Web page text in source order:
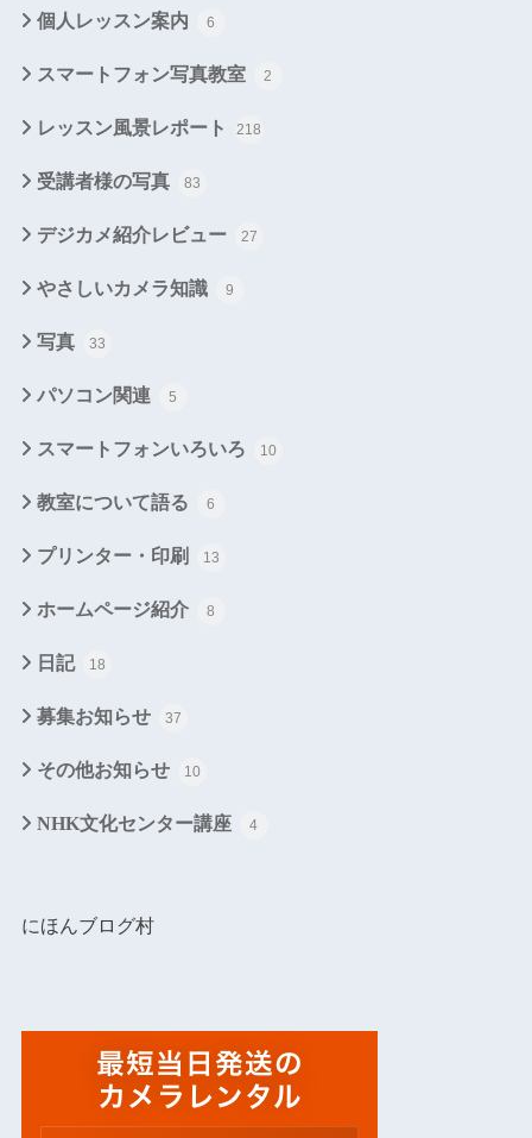
個人レッスン案内 6
スマートフォン写真教室 2
レッスン風景レポート 218
受講者様の写真 83
デジカメ紹介レビュー 27
やさしいカメラ知識 9
写真 33
パソコン関連 5
スマートフォンいろいろ 10
教室について語る 6
プリンター・印刷 13
ホームページ紹介 8
日記 18
募集お知らせ 37
その他お知らせ 10
NHK文化センター講座 4
にほんブログ村